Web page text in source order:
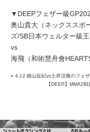
▼DEEPフェザー級
奥山貴大（ネックススポ
ズ/SB日本ウェルター級王
vs
海飛（和術慧舟會
«4.12 植山征紀vs土井涼雅のフェ
【DEEP】MMA2